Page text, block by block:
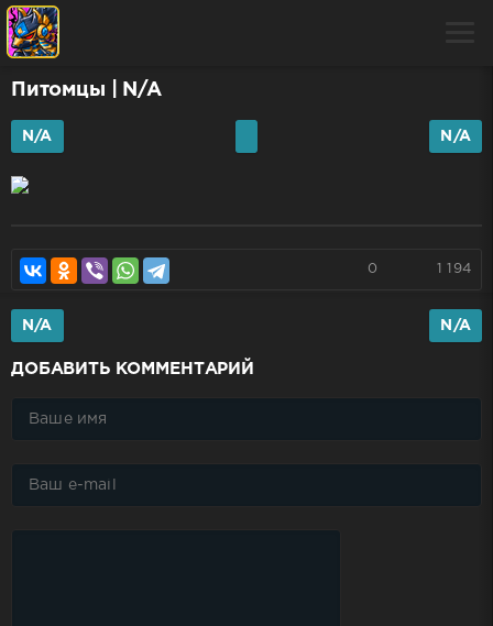
Питомцы | N/A
N/A N/A
0 1 194
N/A N/A
ДОБАВИТЬ КОММЕНТАРИЙ